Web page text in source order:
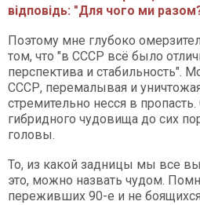
відповідь: "Для чого ми
Поэтому мне глубоко
том, что "в СССР всё было
перспектива и стабильность".
СССР, перемалывая и
стремительно несся в
гибридного чудовища до сих
головы.
То, из какой задницы мы все
это, можно назвать чудом.
переживших 90-е и не